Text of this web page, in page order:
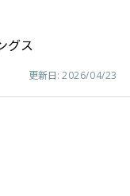
グス
更新日: 2026/04/23